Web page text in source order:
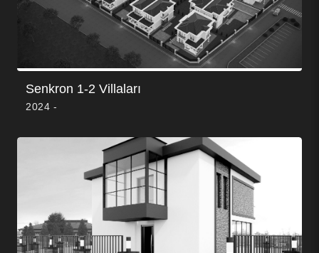
Senkron 1-2 Villaları
2024 -